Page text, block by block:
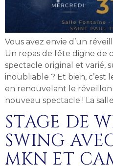
Vous avez envie d’un
Un repas de fête digne de
spectacle original et varié,
inoubliable ? Et bien, c’est
en renouvelant le réveillon
nouveau spectacle ! La
STAGE DE
SWING
MKN ET